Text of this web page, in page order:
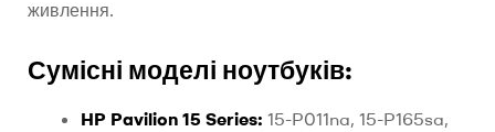
живлення.
Сумісні моделі ноутбуків:
HP Pavilion 15 Series: 15-P011na, 15-P165sa,